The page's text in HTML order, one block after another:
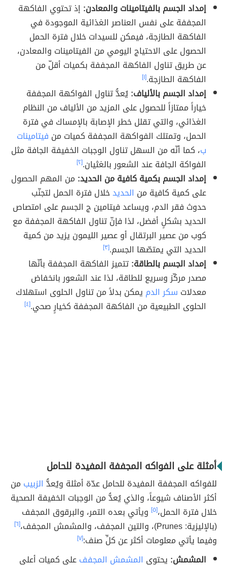
إمداد الجسم بالفيتامينات والمعادن: إذ تحتوي الفاكهة
المجففة على نفس العناصر الغذائية الموجودة في
الفاكهة الطازجة، فيمكن للسيدات خلال فترة الحمل
الحصول على الاحتياج اليومي من الفيتامينات والمعادن،
عن طريق تناول الفاكهة المجففة بكميات أقلّ من
الفاكهة الطازجة.[١]
إمداد الجسم بالألياف:يُعدُّ تناول الفواكهة المجففة
خياراً ممتازاً للحصول على المزيد من الألياف من النظام
الغذائي، والتي تقلل خطر الإصابة بالإمساك في فترة
الحمل، وتمتلك الفواكهة المجففة كميات من فيتامينات
ب، كما أنّه من السهل تناول الوجبات الخفيفة الجافة مثل
الفواكة الجافة عند الشعور بالغثيان.[٢]
إمداد الجسم بكمية كافية من الحديد: من المهم الحصول
على كمية كافية من الحديدخلال فترة الحمل لتجنّب
حدوث فقر الدم، ويساعد فيتامين ج الجسم على امتصاص
الحديد بشكلٍ أفضل، لذا فإنّ تناول الفاكهة المجففة مع
كوب من عصير البرتقال أو عصير الليمون يزيد من كمية
الحديد التي يمتصّها الجسم.[٣]
إمداد الجسم بالطاقة:تتميز الفاكهة المجففة بأنّها
مصدر مركّز وسريع للطاقة، لذا عند الشعور بانخفاض
معدلات سكر الدم يمكن بدلاً من تناول الحلوى استهلاك
الحلوى الطبيعية من الفاكهة المجففة كخيارٍ صحي.[٤]
أمثلة على الفواكه المجففة المفيدة للحامل
للفواكه المجففة المفيدة للحامل عدّة أمثلة ويُعدُّ الزبيب من
أكثر الأصناف شيوعاً، والذي يُعدُّ من الوجبات الخفيفة الصحية
خلال فترة الحمل،[٥]
ويأتي بعده التمر، والبرقوق المجفف
(بالإليزية: Prunes)، والتين المجفف، والمشمش المجفف،
[٦]
وفيما يأتي معلومات أكثر عن كلِّ صنف:[٧]
المشمش: يحتوي المشمش المجففعلى كميات أعلى